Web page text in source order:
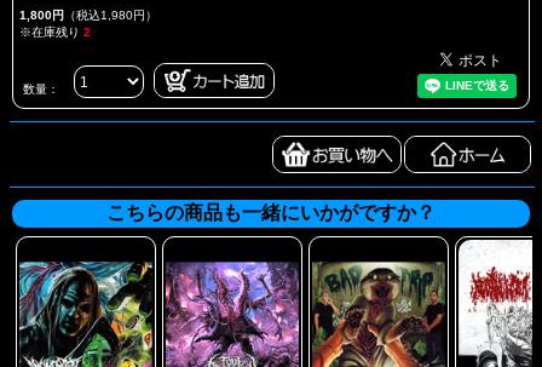
1,800円 （税込1,980円）
※在庫残り 2
数量：
こちらの商品も一緒にいかがですか？